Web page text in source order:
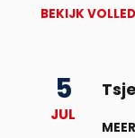
BEKIJK
5
JUL
MEER